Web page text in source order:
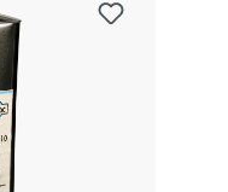
einen auf die
Basislack